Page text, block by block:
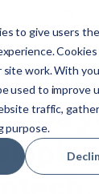
to give users
Cookies
site work. With
used to improve
traffic,
purpose.
Apa